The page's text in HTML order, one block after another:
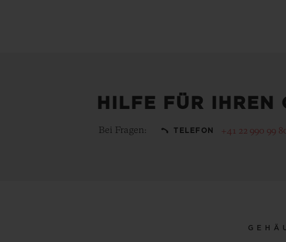
HILFE FÜR
Bei Fragen: TELEFON +41 22 990 99